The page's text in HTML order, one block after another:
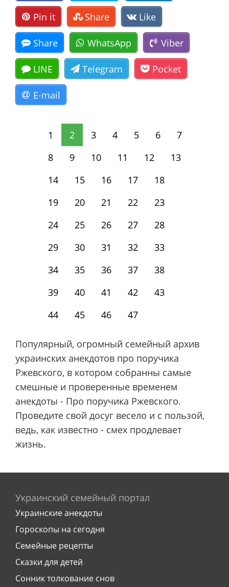
Pin it Share Like
Share WhatsApp Viber
LINE Telegram Pocket
E-mail
1 2 3 4 5 6
7
8
9 10 11 12
13
14
15 16 17
18
19
20 21 22
23
24
25 26 27
28
29
30 31 32
33
34
35 36 37
38
39
40 41 42
43
44
45 46 47
Популярный, огромный семейный архив
украинских анекдотов про поручика
Ржевского, в котором собранны самые
смешные и проверенные временем
анекдоты - Про поручика Ржевского.
Проведите свой досуг весело и с пользой,
ведь, как известно - смех продлевает
жизнь.
Украинский семейный портал
Украинские анекдоты
Гороскопы на сегодня
Семейные рецепты
Сказки для детей
Сонник толкование снов